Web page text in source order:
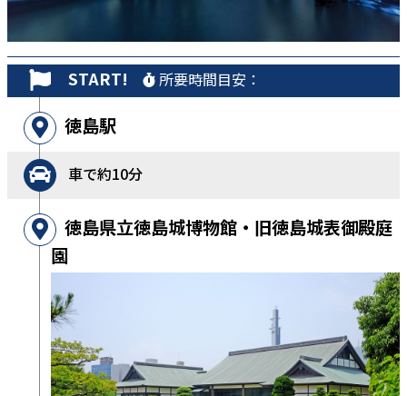
START! 所要時間目安：
徳島駅
車で約10分
徳島県立徳島城博物館・旧徳島城表御殿庭
園